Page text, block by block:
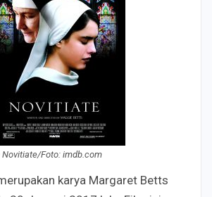
Novitiate/Foto: imdb.com
karya Margaret Betts